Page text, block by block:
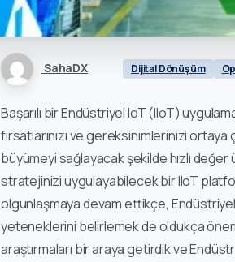
SahaDX Dijital Dönüşüm
Başarılı bir Endüstriyel IoT (IIoT)
fırsatlarınızı ve gereksinimlerinizi
büyümeyi sağlayacak şekilde hızlı değer
stratejinizi uygulayabilecek bir IIoT
olgunlaşmaya devam ettikçe,
yeteneklerini belirlemek de oldukça
araştırmaları bir araya getirdik ve